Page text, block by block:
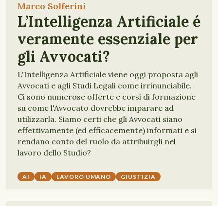
Marco Solferini
L’Intelligenza Artificiale é
veramente essenziale per
gli Avvocati?
L'Intelligenza Artificiale viene oggi proposta agli
Avvocati e agli Studi Legali come irrinunciabile.
Ci sono numerose offerte e corsi di formazione
su come l'Avvocato dovrebbe imparare ad
utilizzarla. Siamo certi che gli Avvocati siano
effettivamente (ed efficacemente) informati e si
rendano conto del ruolo da attribuirgli nel
lavoro dello Studio?
AI IA LAVORO UMANO GIUSTIZIA